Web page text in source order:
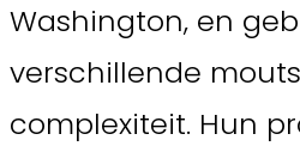
Washington, en
verschillende
complexiteit. Hun